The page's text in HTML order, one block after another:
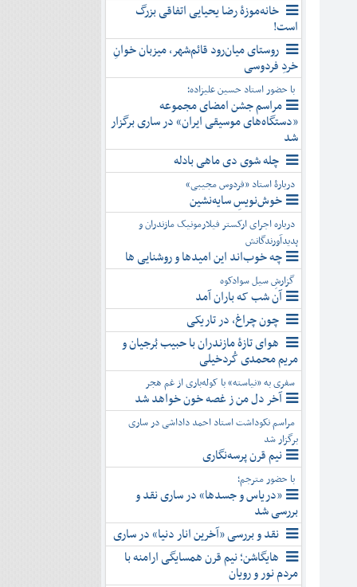
خانه‌موزۀ رضا یحیایی اتفاقی بزرگ
است!
روستای میان‌رود قائم‌شهر، میزبان خوانِ
خردِ فردوسی
با حضور استاد حسین علیزاده؛
مراسم جشن امضای مجموعه
«دستگاه‌های موسیقی ایران» در ساری برگزار
شد
چله شوی دی ماهی بادله
دربارۀ استاد «فردوس مجیبی»
خوش‌نویسِ سایه‌نشین
درباره اجرای ارکستر فیلارمونیک مازندران و
پدیدآورندگانش
چه خوب‌اند این امیدها و روشنایی ها
گزارشِ سیل سوادکوه
آن شب که باران آمد
چون چراغ، در تاریکی
هوای تازۀ مازندران با حبیب بُرجیان و
مریم محمدی کُردخیلی
سفری به «نیاسته» با کوله‌باری از غم هجر
آخر دل من ز غصه خون خواهد شد
مراسم نکوداشت استاد احمد داداشی در ساری
برگزار شد
نیم قرن پرسه‌نگاری
با حضور مترجم؛
«دریاس و جسدها» در ساری نقد و
بررسی شد
نقد و بررسی «آخرین انار دنیا» در ساری
هایگاشن؛ نیم قرن همسایگی ارامنه با
مردم نور و رویان